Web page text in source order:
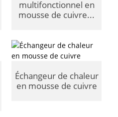
multifonctionnel en
mousse de cuivre...
Échangeur de chaleur
en mousse de cuivre